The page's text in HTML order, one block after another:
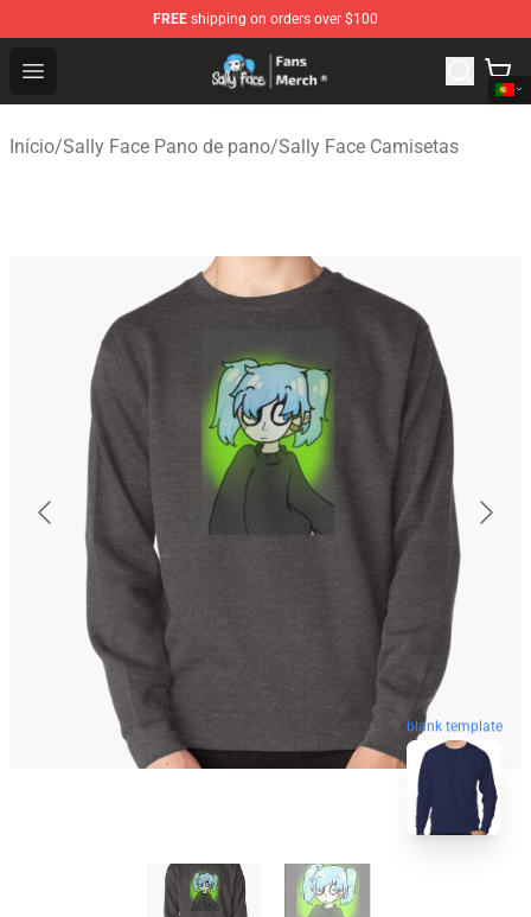
FREE shipping on orders over $100
Open menu
Sally Face Store - Official Sally Face Merchandise Shop
Início/Sally Face Pano de pano/Sally Face Camisetas
blank template